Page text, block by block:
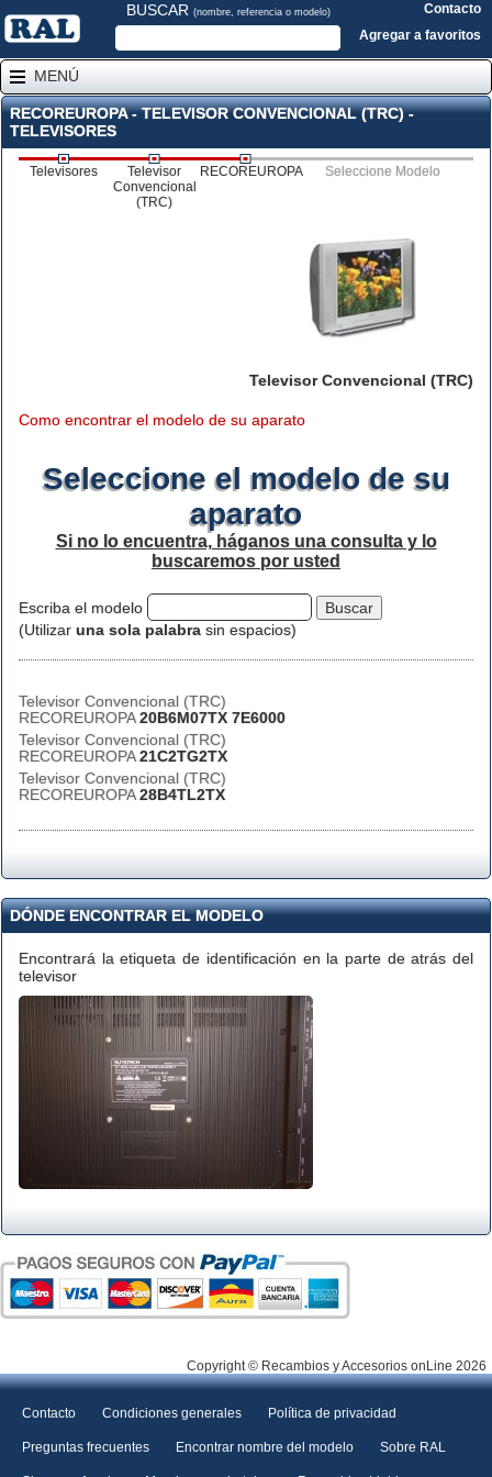
BUSCAR (nombre, referencia o modelo)
Contacto
Agregar a favoritos
MENÚ
RECOREUROPA - TELEVISOR CONVENCIONAL (TRC) -
TELEVISORES
Televisores
Televisor
Convencional
(TRC)
RECOREUROPA Seleccione Modelo
Televisor Convencional (TRC)
Como encontrar el modelo de su aparato
Seleccione el modelo de su
aparato
Si no lo encuentra, háganos una consulta y lo
buscaremos por usted
Escriba el modelo
(Utilizar una sola palabra sin espacios)
Televisor Convencional (TRC)
RECOREUROPA20B6M07TX 7E6000
Televisor Convencional (TRC)
RECOREUROPA21C2TG2TX
Televisor Convencional (TRC)
RECOREUROPA28B4TL2TX
DÓNDE ENCONTRAR EL MODELO
Encontrará la etiqueta de identificación en la parte de atrás del
televisor
Copyright © Recambios y Accesorios onLine 2026
Contacto Condiciones generales Política de privacidad
Preguntas frecuentes Encontrar nombre del modelo Sobre RAL